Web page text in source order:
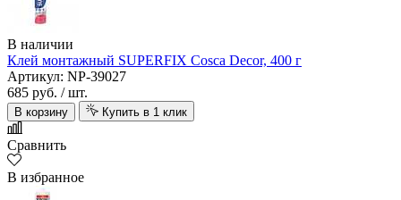
В наличии
Клей монтажный SUPERFIX Cosca Decor, 400 г
Артикул: NP-39027
685 руб. / шт.
В корзину Купить в 1 клик
Сравнить
В избранное